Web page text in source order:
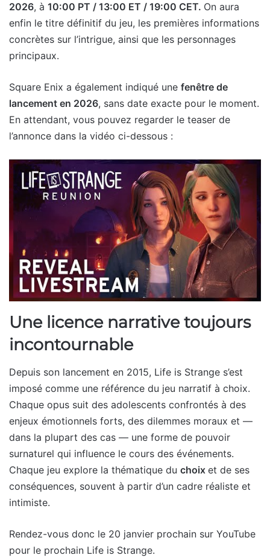
2026, à 10:00 PT / 13:00 ET / 19:00 CET. On aura
enfin le titre définitif du jeu, les premières informations
concrètes sur l’intrigue, ainsi que les personnages
principaux.
Square Enix a également indiqué une fenêtre de
lancement en 2026, sans date exacte pour le moment.
En attendant, vous pouvez regarder le teaser de
l’annonce dans la vidéo ci-dessous :
Une licence narrative toujours
incontournable
Depuis son lancement en 2015, Life is Strange s’est
imposé comme une référence du jeu narratif à choix.
Chaque opus suit des adolescents confrontés à des
enjeux émotionnels forts, des dilemmes moraux et —
dans la plupart des cas — une forme de pouvoir
surnaturel qui influence le cours des événements.
Chaque jeu explore la thématique du choix et de ses
conséquences, souvent à partir d’un cadre réaliste et
intimiste.
Rendez-vous donc le 20 janvier prochain sur YouTube
pour le prochain Life is Strange.